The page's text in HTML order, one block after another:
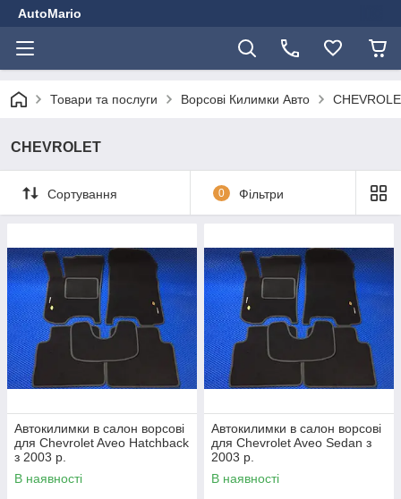
AutoMario
Товари та послуги Ворсові Килимки Авто
CHEVROLET
Сортування 0 Фільтри
Автокилимки в салон ворсові
для Chevrolet Aveo Hatchback
з 2003 р.
В наявності
Автокилимки в салон ворсові
для Chevrolet Aveo Sedan з
2003 р.
В наявності